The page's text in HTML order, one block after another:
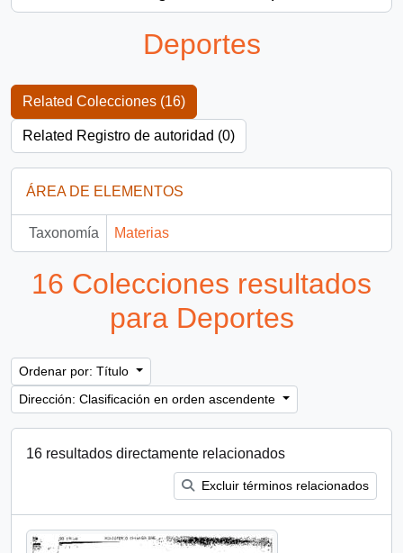
Deportes
Related Colecciones (16)
Related Registro de autoridad (0)
ÁREA DE ELEMENTOS
Taxonomía Materias
16 Colecciones resultados
para Deportes
Ordenar por: Título
Dirección: Clasificación en orden ascendente
16 resultados directamente relacionados
Excluir términos relacionados